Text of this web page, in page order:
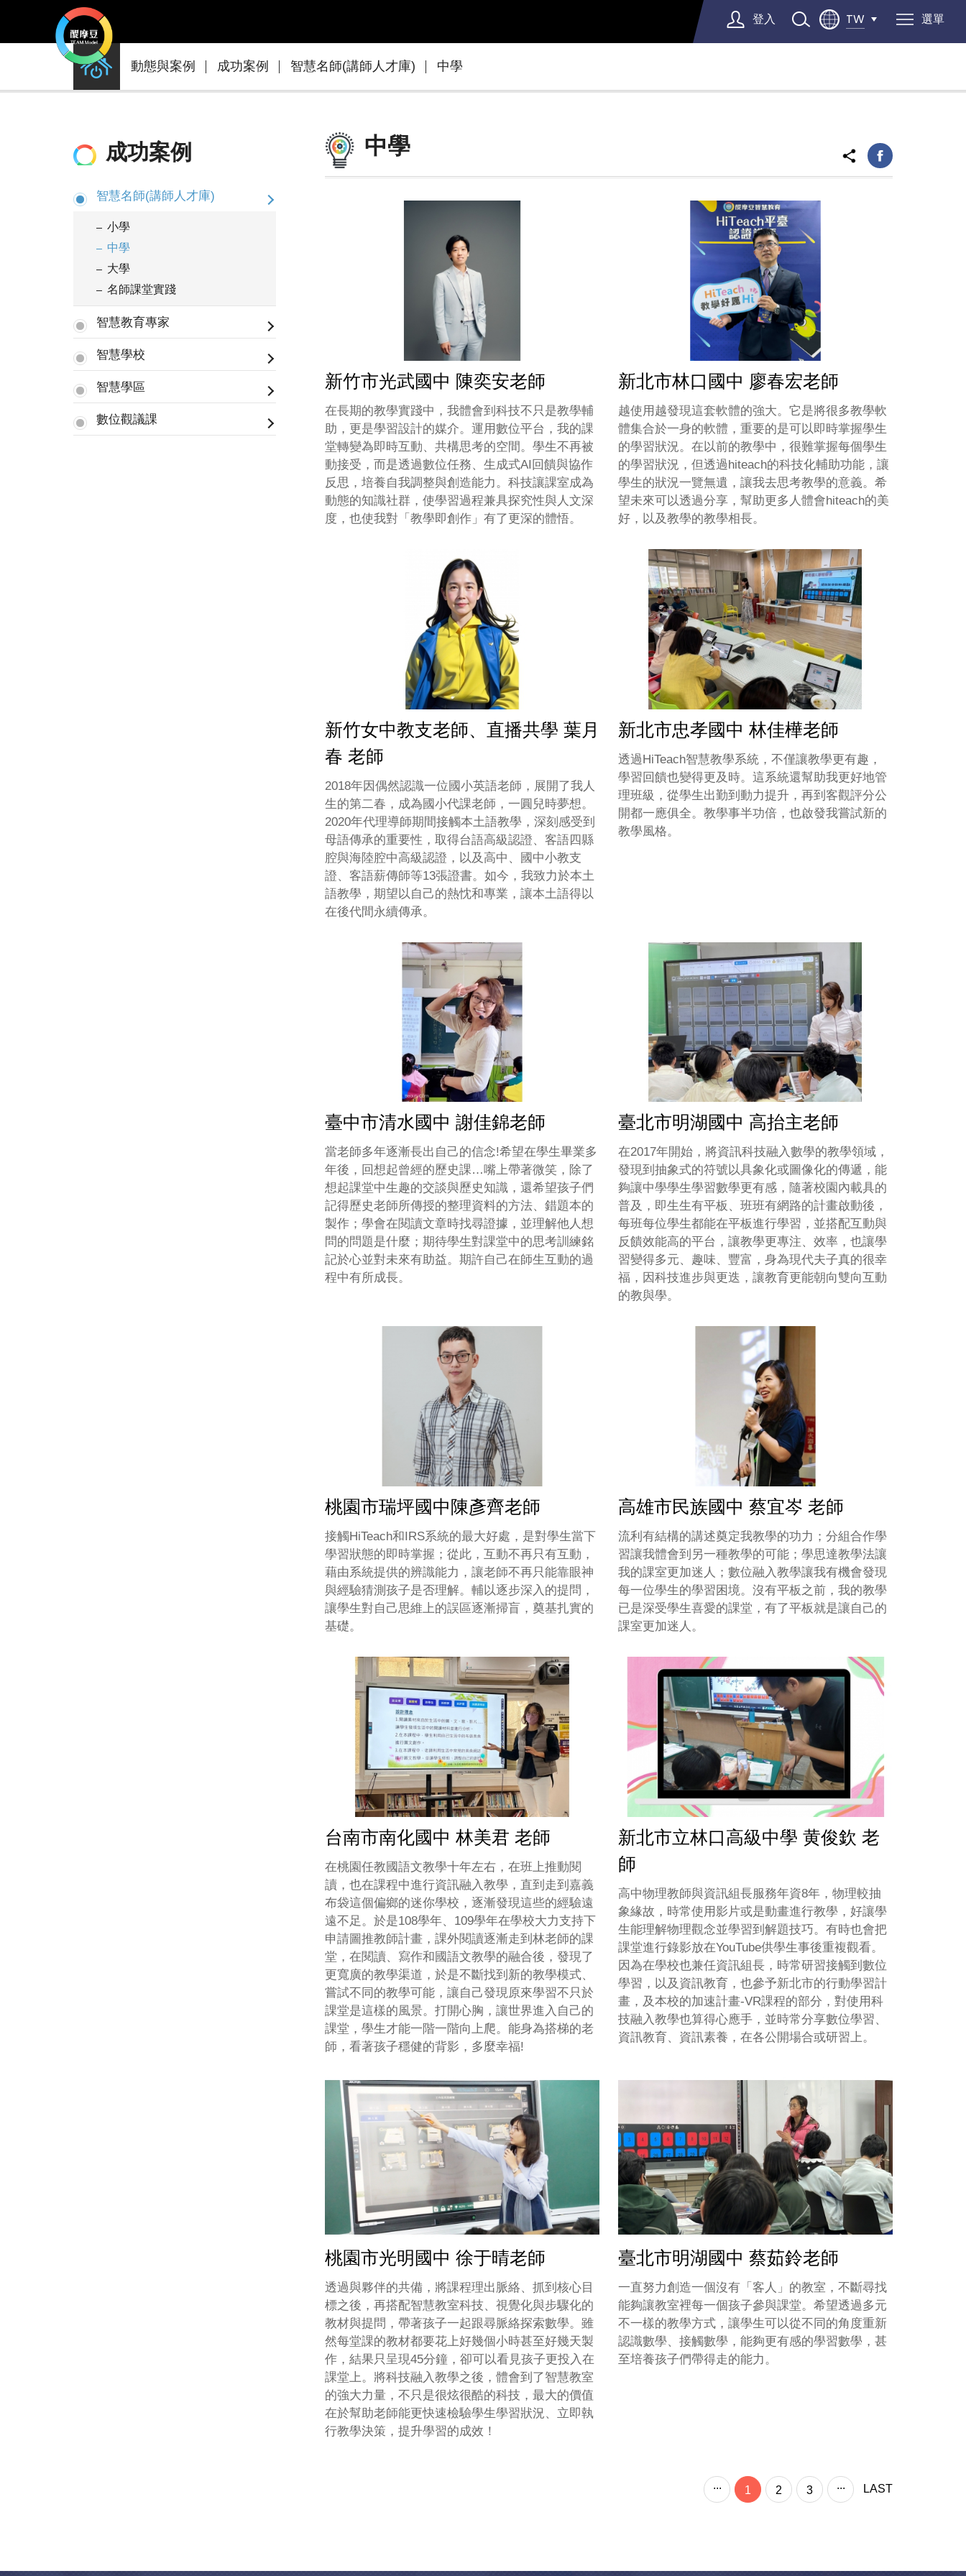
登入 TW 選單
動態與案例 成功案例 智慧名師(講師人才庫) 中學
成功案例
智慧名師(講師人才庫)
小學
中學
大學
名師課堂實踐
智慧教育專家
智慧學校
智慧學區
數位觀議課
中學
新竹市光武國中 陳奕安老師
在長期的教學實踐中，我體會到科技不只是教學輔
助，更是學習設計的媒介。運用數位平台，我的課
堂轉變為即時互動、共構思考的空間。學生不再被
動接受，而是透過數位任務、生成式AI回饋與協作
反思，培養自我調整與創造能力。科技讓課室成為
動態的知識社群，使學習過程兼具探究性與人文深
度，也使我對「教學即創作」有了更深的體悟。
新北市林口國中 廖春宏老師
越使用越發現這套軟體的強大。它是將很多教學軟
體集合於一身的軟體，重要的是可以即時掌握學生
的學習狀況。在以前的教學中，很難掌握每個學生
的學習狀況，但透過hiteach的科技化輔助功能，讓
學生的狀況一覽無遺，讓我去思考教學的意義。希
望未來可以透過分享，幫助更多人體會hiteach的美
好，以及教學的教學相長。
新竹女中教支老師、直播共學 葉月
春 老師
2018年因偶然認識一位國小英語老師，展開了我人
生的第二春，成為國小代課老師，一圓兒時夢想。
2020年代理導師期間接觸本土語教學，深刻感受到
母語傳承的重要性，取得台語高級認證、客語四縣
腔與海陸腔中高級認證，以及高中、國中小教支
證、客語薪傳師等13張證書。如今，我致力於本土
語教學，期望以自己的熱忱和專業，讓本土語得以
在後代間永續傳承。
新北市忠孝國中 林佳樺老師
透過HiTeach智慧教學系統，不僅讓教學更有趣，
學習回饋也變得更及時。這系統還幫助我更好地管
理班級，從學生出勤到動力提升，再到客觀評分公
開都一應俱全。教學事半功倍，也啟發我嘗試新的
教學風格。
臺中市清水國中 謝佳錦老師
當老師多年逐漸長出自己的信念!希望在學生畢業多
年後，回想起曾經的歷史課…嘴上帶著微笑，除了
想起課堂中生趣的交談與歷史知識，還希望孩子們
記得歷史老師所傳授的整理資料的方法、錯題本的
製作；學會在閱讀文章時找尋證據，並理解他人想
問的問題是什麼；期待學生對課堂中的思考訓練銘
記於心並對未來有助益。期許自己在師生互動的過
程中有所成長。
臺北市明湖國中 高抬主老師
在2017年開始，將資訊科技融入數學的教學領域，
發現到抽象式的符號以具象化或圖像化的傳遞，能
夠讓中學學生學習數學更有感，隨著校園內載具的
普及，即生生有平板、班班有網路的計畫啟動後，
每班每位學生都能在平板進行學習，並搭配互動與
反饋效能高的平台，讓教學更專注、效率，也讓學
習變得多元、趣味、豐富，身為現代夫子真的很幸
福，因科技進步與更迭，讓教育更能朝向雙向互動
的教與學。
桃園市瑞坪國中陳彥齊老師
接觸HiTeach和IRS系統的最大好處，是對學生當下
學習狀態的即時掌握；從此，互動不再只有互動，
藉由系統提供的辨識能力，讓老師不再只能靠眼神
與經驗猜測孩子是否理解。輔以逐步深入的提問，
讓學生對自己思維上的誤區逐漸掃盲，奠基扎實的
基礎。
高雄市民族國中 蔡宜岑 老師
流利有結構的講述奠定我教學的功力；分組合作學
習讓我體會到另一種教學的可能；學思達教學法讓
我的課室更加迷人；數位融入教學讓我有機會發現
每一位學生的學習困境。沒有平板之前，我的教學
已是深受學生喜愛的課堂，有了平板就是讓自己的
課室更加迷人。
台南市南化國中 林美君 老師
在桃園任教國語文教學十年左右，在班上推動閱
讀，也在課程中進行資訊融入教學，直到走到嘉義
布袋這個偏鄉的迷你學校，逐漸發現這些的經驗遠
遠不足。於是108學年、109學年在學校大力支持下
申請圖推教師計畫，課外閱讀逐漸走到林老師的課
堂，在閱讀、寫作和國語文教學的融合後，發現了
更寬廣的教學渠道，於是不斷找到新的教學模式、
嘗試不同的教學可能，讓自己發現原來學習不只於
課堂是這樣的風景。打開心胸，讓世界進入自己的
課堂，學生才能一階一階向上爬。能身為搭梯的老
師，看著孩子穩健的背影，多麼幸福!
新北市立林口高級中學 黄俊欽 老
師
高中物理教師與資訊組長服務年資8年，物理較抽
象緣故，時常使用影片或是動畫進行教學，好讓學
生能理解物理觀念並學習到解題技巧。有時也會把
課堂進行錄影放在YouTube供學生事後重複觀看。
因為在學校也兼任資訊組長，時常研習接觸到數位
學習，以及資訊教育，也參予新北市的行動學習計
畫，及本校的加速計畫-VR課程的部分，對使用科
技融入教學也算得心應手，並時常分享數位學習、
資訊教育、資訊素養，在各公開場合或研習上。
桃園市光明國中 徐于晴老師
透過與夥伴的共備，將課程理出脈絡、抓到核心目
標之後，再搭配智慧教室科技、視覺化與步驟化的
教材與提問，帶著孩子一起跟尋脈絡探索數學。雖
然每堂課的教材都要花上好幾個小時甚至好幾天製
作，結果只呈現45分鐘，卻可以看見孩子更投入在
課堂上。將科技融入教學之後，體會到了智慧教室
的強大力量，不只是很炫很酷的科技，最大的價值
在於幫助老師能更快速檢驗學生學習狀況、立即執
行教學決策，提升學習的成效！
臺北市明湖國中 蔡茹鈴老師
一直努力創造一個沒有「客人」的教室，不斷尋找
能夠讓教室裡每一個孩子參與課堂。希望透過多元
不一樣的教學方式，讓學生可以從不同的角度重新
認識數學、接觸數學，能夠更有感的學習數學，甚
至培養孩子們帶得走的能力。
... 1 2 3 ... LAST